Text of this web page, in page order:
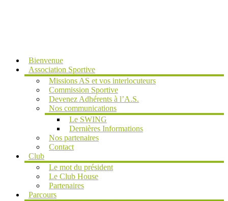
Bienvenue
Association Sportive
Missions AS et vos interlocuteurs
Commission Sportive
Devenez Adhérents à l’A.S.
Nos communications
Le SWING
Dernières Informations
Nos partenaires
Contact
Club
Le mot du président
Le Club House
Partenaires
Parcours